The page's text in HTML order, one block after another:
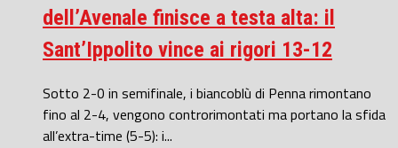
dell’Avenale finisce a testa alta: il
Sant’Ippolito vince ai rigori 13-12
Sotto 2-0 in semifinale, i biancoblù di Penna rimontano
fino al 2-4, vengono controrimontati ma portano la sfida
all’extra-time (5-5): i...